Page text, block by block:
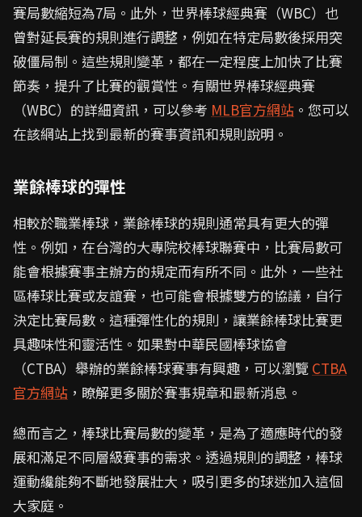
賽局數縮短為7局。此外，世界棒球經典賽（WBC）也
曾對延長賽的規則進行調整，例如在特定局數後採用突
破僵局制。這些規則變革，都在一定程度上加快了比賽
節奏，提升了比賽的觀賞性。有關世界棒球經典賽
（WBC）的詳細資訊，可以參考 MLB官方網站 。您可以
在該網站上找到最新的賽事資訊和規則說明。
業餘棒球的彈性
相較於職業棒球，業餘棒球的規則通常具有更大的彈
性。例如，在台灣的大專院校棒球聯賽中，比賽局數可
能會根據賽事主辦方的規定而有所不同。此外，一些社
區棒球比賽或友誼賽，也可能會根據雙方的協議，自行
決定比賽局數。這種彈性化的規則，讓業餘棒球比賽更
具趣味性和靈活性。如果對中華民國棒球協會
（CTBA）舉辦的業餘棒球賽事有興趣，可以瀏覽 CTBA
官方網站 ，瞭解更多關於賽事規章和最新消息。
總而言之，棒球比賽局數的變革，是為了適應時代的發
展和滿足不同層級賽事的需求。透過規則的調整，棒球
運動纔能夠不斷地發展壯大，吸引更多的球迷加入這個
大家庭。